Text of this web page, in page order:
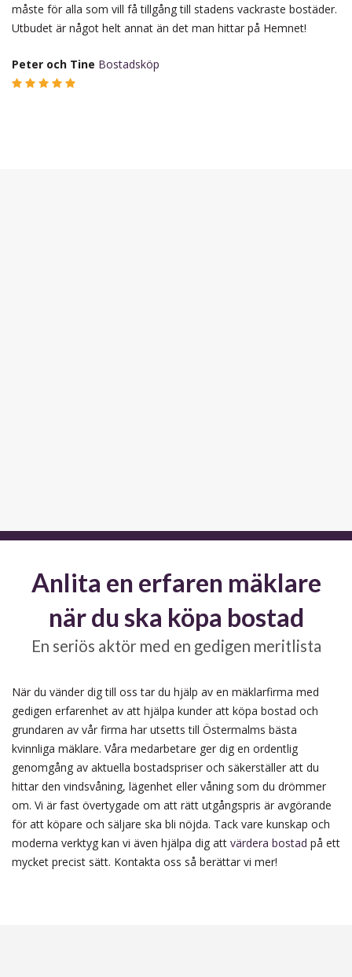
måste för alla som vill få tillgång till stadens vackraste bostäder.
Utbudet är något helt annat än det man hittar på Hemnet!
Peter och Tine Bostadsköp
Anlita en erfaren mäklare
när du ska köpa bostad
En seriös aktör med en gedigen meritlista
När du vänder dig till oss tar du hjälp av en mäklarfirma med
gedigen erfarenhet av att hjälpa kunder att köpa bostad och
grundaren av vår firma har utsetts till Östermalms bästa
kvinnliga mäklare. Våra medarbetare ger dig en ordentlig
genomgång av aktuella bostadspriser och säkerställer att du
hittar den vindsvåning, lägenhet eller våning som du drömmer
om. Vi är fast övertygade om att rätt utgångspris är avgörande
för att köpare och säljare ska bli nöjda. Tack vare kunskap och
moderna verktyg kan vi även hjälpa dig att värdera bostad på ett
mycket precist sätt. Kontakta oss så berättar vi mer!